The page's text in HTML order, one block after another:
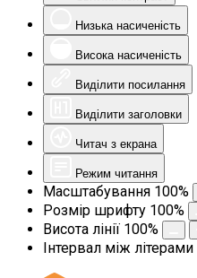
Низька насиченість
Висока насиченість
Виділити посилання
Виділити заголовки
Читач з екрана
Режим читання
Масштабування 100%
Розмір шрифту 100%
Висота лінії 100%
Інтервал між літерами